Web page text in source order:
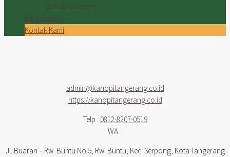
Pintu Henderson
Blog Gallery
Kontak Kami
admin@kanopitangerang.co.id
https://kanopitangerang.co.id
Telp : 0812-8207-0519
WA :
Jl. Buaran – Rw. Buntu No.5, Rw. Buntu, Kec. Serpong, Kota Tangerang